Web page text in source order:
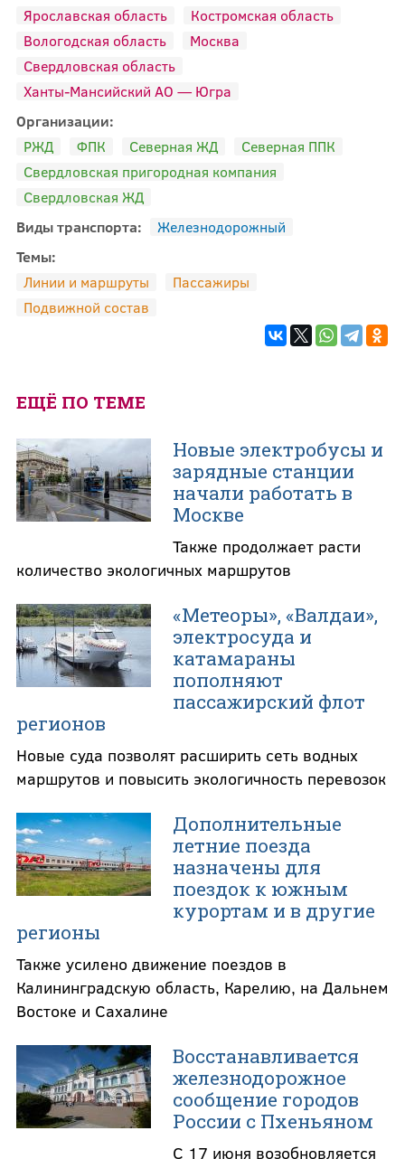
Ярославская область
Костромская область
Вологодская область
Москва
Свердловская область
Ханты-Мансийский АО — Югра
Организации:
РЖД
ФПК Северная ЖД
Северная ППК
Свердловская пригородная компания
Свердловская ЖД
Виды транспорта:
Железнодорожный
Темы:
Линии и маршруты
Пассажиры
Подвижной состав
ЕЩЁ ПО ТЕМЕ
Новые электробусы и
зарядные станции
начали работать в
Москве
Также продолжает расти
количество экологичных маршрутов
«Метеоры», «Валдаи»,
электросуда и
катамараны
пополняют
пассажирский флот
регионов
Новые суда позволят расширить сеть водных
маршрутов и повысить экологичность перевозок
Дополнительные
летние поезда
назначены для
поездок к южным
курортам и в другие
регионы
Также усилено движение поездов в
Калининградскую область, Карелию, на Дальнем
Востоке и Сахалине
Восстанавливается
железнодорожное
сообщение городов
России с Пхеньяном
С 17 июня возобновляется